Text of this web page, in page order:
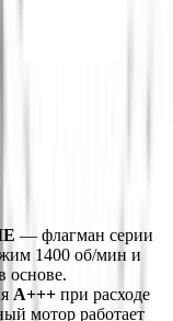
— флагман серии
1400 об/мин и
основе.
A+++ при расходе
мотор работает